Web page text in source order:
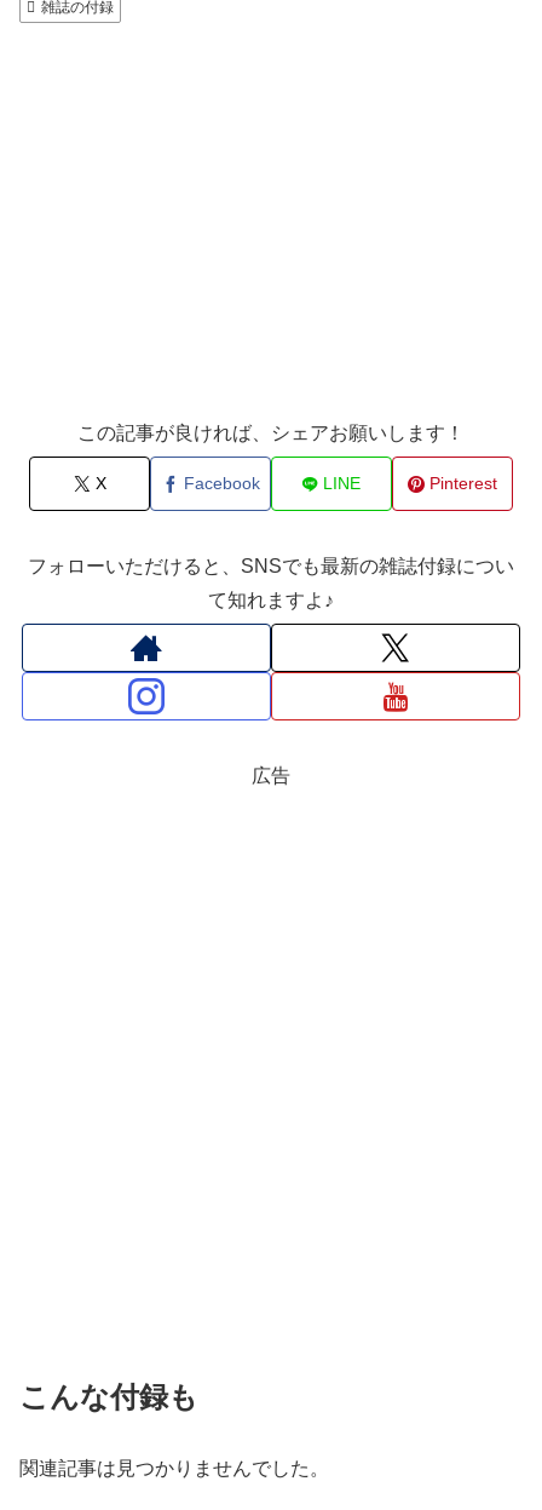
雑誌の付録
この記事が良ければ、シェアお願いします！
X Facebook LINE Pinterest
フォローいただけると、SNSでも最新の雑誌付録につい
て知れますよ♪
広告
こんな付録も
関連記事は見つかりませんでした。